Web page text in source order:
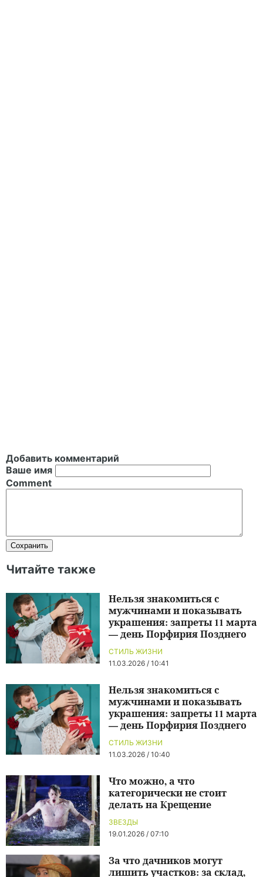
Добавить комментарий
Ваше имя
Comment
Читайте также
СТИЛЬ ЖИЗНИ
11.03.2026 / 10:41
Нельзя знакомиться с
мужчинами и показывать
украшения: запреты 11 марта
— день Порфирия Позднего
СТИЛЬ ЖИЗНИ
11.03.2026 / 10:40
Нельзя знакомиться с
мужчинами и показывать
украшения: запреты 11 марта
— день Порфирия Позднего
ЗВЕЗДЫ
19.01.2026 / 07:10
Что можно, а что
категорически не стоит
делать на Крещение
За что дачников могут
лишить участков: за склад,